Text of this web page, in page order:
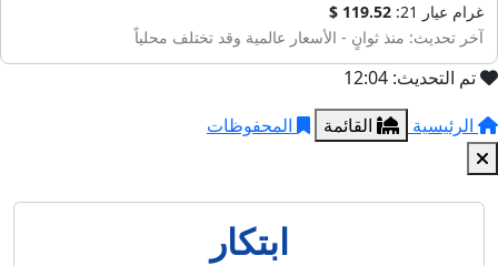
غرام عيار 21:
119.52 $
آخر تحديث: منذ ثوانٍ - الأسعار عالمية وقد تختلف محلياً
تم التحديث: 12:04
الرئيسية
القائمة المحفوظات
ابتكار